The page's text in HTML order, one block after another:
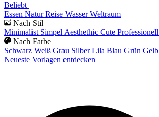
Beliebt
Essen Natur Reise Wasser Weltraum
Nach Stil
Minimalist Simpel Aesthethic Cute Professionell
Nach Farbe
Schwarz Weiß Grau Silber Lila Blau Grün Gelb
Neueste Vorlagen entdecken